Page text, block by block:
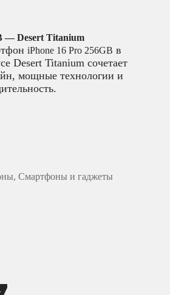
— Desert Titanium
iPhone 16 Pro 256GB в
Desert Titanium сочетает
мощные технологии и
, Смартфоны и гаджеты